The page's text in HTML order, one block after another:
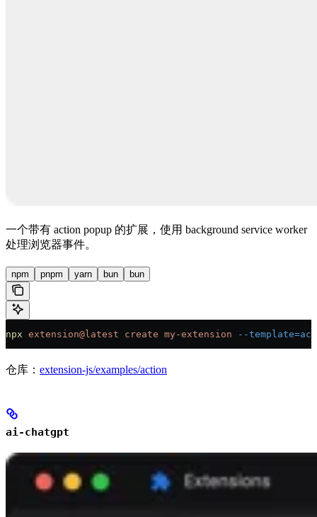
一个带有 action popup 的扩展，使用 background service worker
处理浏览器事件。
npm pnpm yarn bun bun
npx extension@latest create my-extension --
仓库： extension-js/examples/action
ai-chatgpt